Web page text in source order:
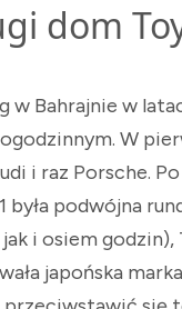
dom
w Bahrajnie w
W
i raz Porsche.
była podwójna
jak i osiem
japońska